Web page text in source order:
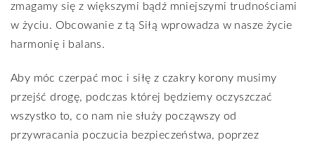
zmagamy się z większymi bądź mniejszymi trudnościami
w życiu. Obcowanie z tą Siłą wprowadza w nasze życie
harmonię i balans.
Aby móc czerpać moc i siłę z czakry korony musimy
przejść drogę, podczas której będziemy oczyszczać
wszystko to, co nam nie służy począwszy od
przywracania poczucia bezpieczeństwa, poprzez